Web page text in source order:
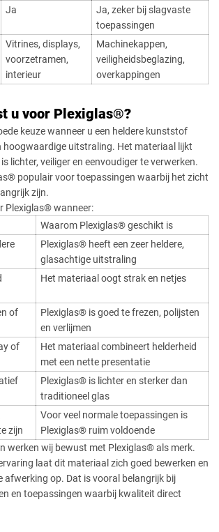
Ja
Ja, zeker bij slagvaste
toepassingen
Vitrines, displays,
voorzetramen,
interieur
Machinekappen,
veiligheidsbeglazing,
overkappingen
u voor Plexiglas®?
keuze wanneer u een heldere kunststof
hoogwaardige uitstraling. Het materiaal lijkt
lichter, veiliger en eenvoudiger te verwerken.
populair voor toepassingen waarbij het zicht
zijn.
Plexiglas® wanneer:
Waarom Plexiglas® geschikt is
Plexiglas® heeft een zeer heldere,
glasachtige uitstraling
Het materiaal oogt strak en netjes
of
Plexiglas® is goed te frezen, polijsten
en verlijmen
of
Het materiaal combineert helderheid
met een nette presentatie
Plexiglas® is lichter en sterker dan
traditioneel glas
zijn
Voor veel normale toepassingen is
Plexiglas® ruim voldoende
werken wij bewust met Plexiglas® als merk.
laat dit materiaal zich goed bewerken en
afwerking op. Dat is vooral belangrijk bij
en toepassingen waarbij kwaliteit direct